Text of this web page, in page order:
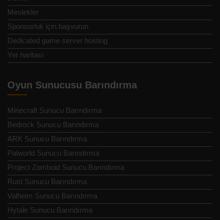
Meslekler
Sponsorluk için başvurun
Dedicated game server hosting
Yer haritası
Oyun Sunucusu Barındırma
Minecraft Sunucu Barındırma
Bedrock Sunucu Barındırma
ARK Sunucu Barındırma
Palworld Sunucu Barındırma
Project Zomboid Sunucu Barındırma
Rust Sunucu Barındırma
Valheim Sunucu Barındırma
Hytale Sunucu Barındırma